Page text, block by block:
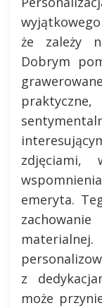
że zależy
Dobrym
zdjęciami,
emeryta.
z
może